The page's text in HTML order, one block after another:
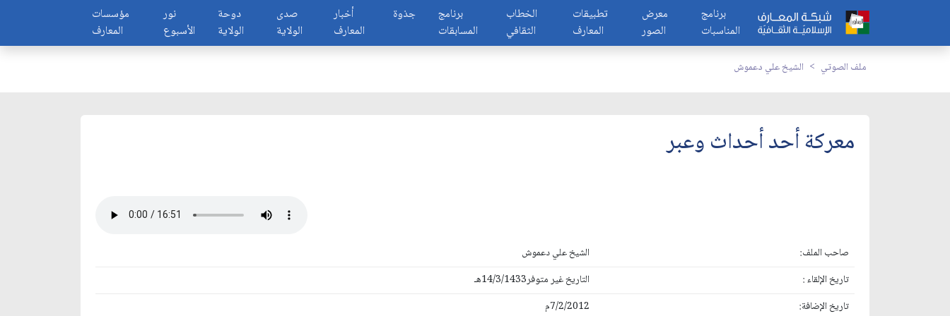
مؤسسات
المعارف
نور
الأسبوع
دوحة
الولاية
صدى
الولاية
أخبار
المعارف
جذوة
برنامج
المسابقات
الخطاب
الثقافي
تطبيقات
المعارف
معرض
الصور
برنامج
المناسبات
ملف الصوتي الشيخ علي دعموش
معركة أحد أحداث وعبر
صاحب الملف:
الشيخ علي دعموش
تاريخ الإلقاء :
التاريخ غير متوفر14/3/1433هـ
تاريخ الإضافة:
7/2/2012م